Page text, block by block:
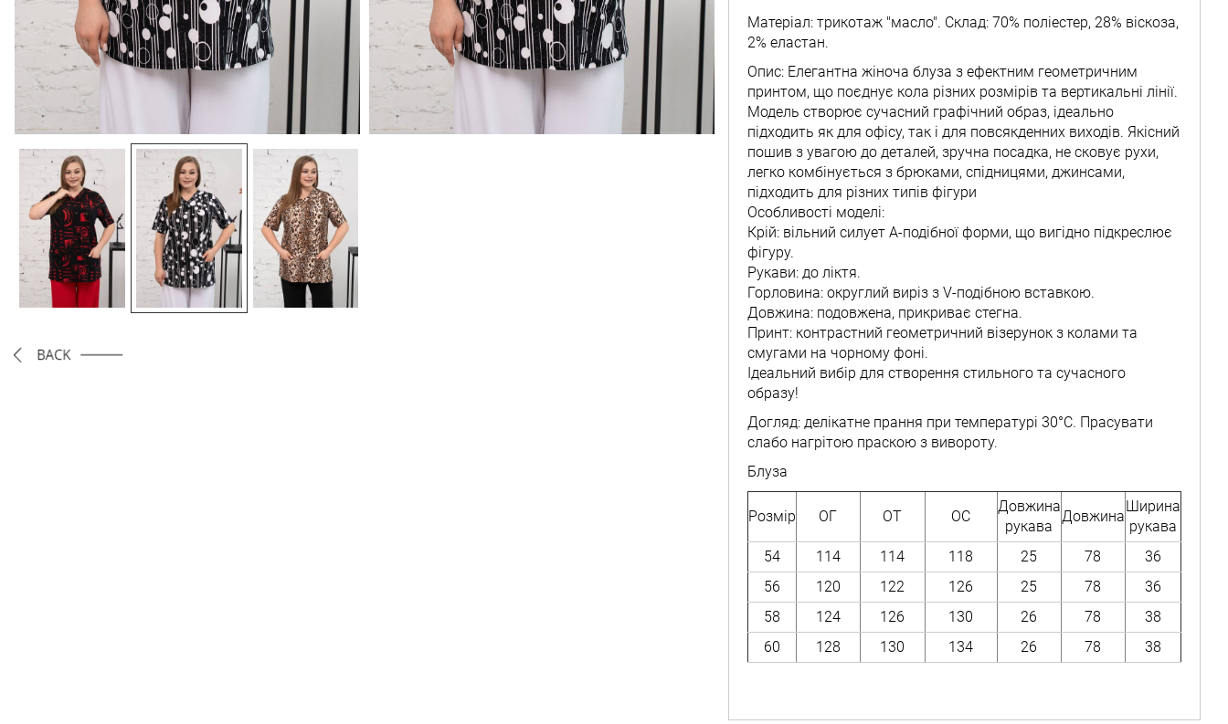
Матеріал: трикотаж "масло". Склад: 70% поліестер, 28% віскоза,
2% еластан.
Опис: Елегантна жіноча блуза з ефектним геометричним
принтом, що поєднує кола різних розмірів та вертикальні лінії.
Модель створює сучасний графічний образ, ідеально
підходить як для офісу, так і для повсякденних виходів. Якісний
пошив з увагою до деталей, зручна посадка, не сковує рухи,
легко комбінується з брюками, спідницями, джинсами,
підходить для різних типів фігури
Особливості моделі:
Крій: вільний силует А-подібної форми, що вигідно підкреслює
фігуру.
Рукави: до ліктя.
Горловина: округлий виріз з V-подібною вставкою.
Довжина: подовжена, прикриває стегна.
Принт: контрастний геометричний візерунок з колами та
смугами на чорному фоні.
Ідеальний вибір для створення стильного та сучасного
образу!
Догляд: делікатне прання при температурі 30°C. Прасувати
слабо нагрітою праскою з вивороту.
Блуза
Розмір ОГ ОТ ОС
Довжина
рукава
Довжина
Ширина
рукава
54
114 114 118 25 78
36
56
120 122 126 25 78
36
58
124 126 130 26 78
38
60
128 130 134 26 78 38